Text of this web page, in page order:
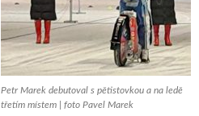
Petr Marek debutoval s pětistovkou a na ledě
třetím místem | foto Pavel Marek